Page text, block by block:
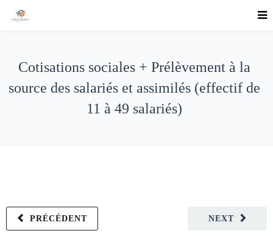
Cotisations sociales + Prélèvement à la
source des salariés et assimilés (effectif de
11 à 49 salariés)
NEXT
PRÉCÉDENT